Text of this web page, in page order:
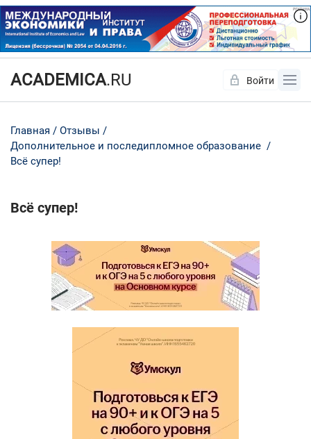
ACADEMICA.RU Войти
Главная
Отзывы
Дополнительное и последипломное образование
Всё супер!
Всё супер!